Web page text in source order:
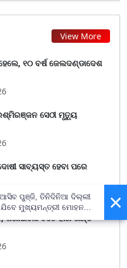
View More
୧୦ ବର୍ଷ ଜେଲଦଣ୍ଡାଦେଶ
ସେଠୀ ମୃତ୍ୟୁ
ସାବ୍ୟସ୍ତ ହେବା ପରେ
ଜଣାଇଲେ ତତେ ହାଣି ଖଣ୍ଡ
×
ପୁଞ୍ଜି, ତିନିଦିନିଆ ଦିଲ୍ଲୀ
ମୁଖ୍ୟମନ୍ତ୍ରୀ ମୋହନ